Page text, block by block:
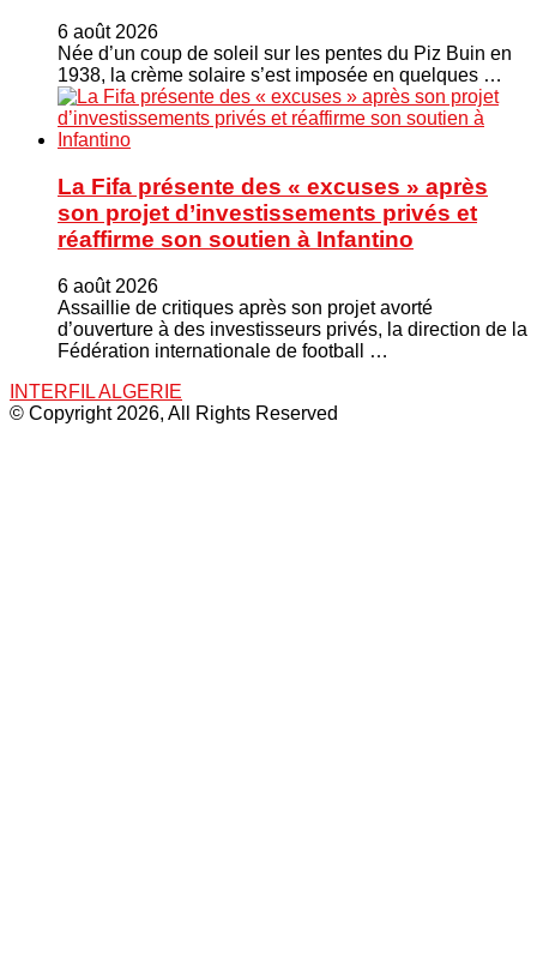
6 août 2026
Née d’un coup de soleil sur les pentes du Piz Buin en
1938, la crème solaire s’est imposée en quelques …
La Fifa présente des « excuses » après
son projet d’investissements privés et
réaffirme son soutien à Infantino
6 août 2026
Assaillie de critiques après son projet avorté
d’ouverture à des investisseurs privés, la direction de la
Fédération internationale de football …
INTERFIL ALGERIE
© Copyright 2026, All Rights Reserved